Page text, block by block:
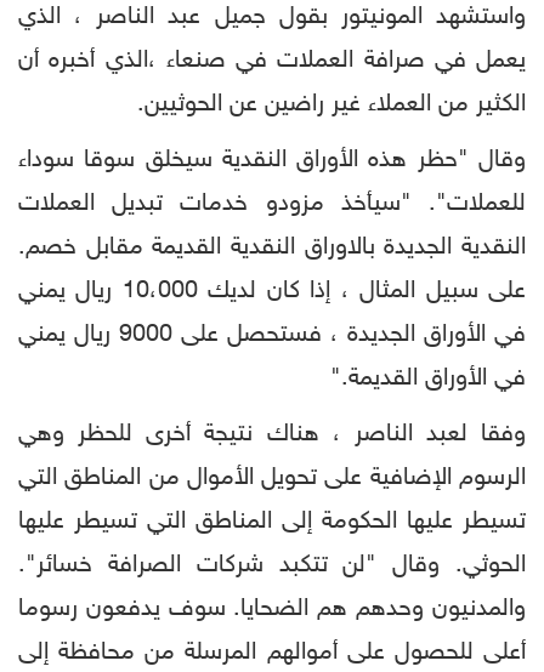
واستشهد المونيتور بقول جميل عبد الناصر ، الذي
يعمل في صرافة العملات في صنعاء ،الذي أخبره أن
الكثير من العملاء غير راضين عن الحوثيين.
وقال "حظر هذه الأوراق النقدية سيخلق سوقا سوداء
للعملات". "سيأخذ مزودو خدمات تبديل العملات
النقدية الجديدة بالاوراق النقدية القديمة مقابل خصم.
على سبيل المثال ، إذا كان لديك 10،000 ريال يمني
في الأوراق الجديدة ، فستحصل على 9000 ريال يمني
في الأوراق القديمة."
وفقا لعبد الناصر ، هناك نتيجة أخرى للحظر وهي
الرسوم الإضافية على تحويل الأموال من المناطق التي
تسيطر عليها الحكومة إلى المناطق التي تسيطر عليها
الحوثي. وقال "لن تتكبد شركات الصرافة خسائر".
والمدنيون وحدهم هم الضحايا. سوف يدفعون رسوما
أعلى للحصول على أموالهم المرسلة من محافظة إلى